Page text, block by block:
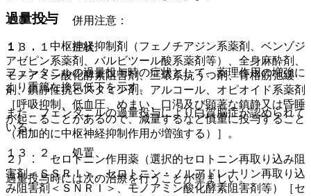
過量投与
１３．１． 症状
フェンタニルの過量投与時の症状として、薬理作用の増強に
より重篤な換気低下を示す。
また、フェンタニルの過量投与により白質脳症が認められて
いる。
１３．２． 処置
過量投与時には次の治療を行うことが望ましい。
１０．２． 併用注意：
１）． 中枢神経抑制剤（フェノチアジン系薬剤、ベンゾジ
アゼピン系薬剤、バルビツール酸系薬剤等）、全身麻酔剤、
モノアミン酸化酵素阻害剤、三環系抗うつ剤、骨格筋弛緩
剤、鎮静性抗ヒスタミン剤、アルコール、オピオイド系薬剤
［呼吸抑制、低血圧、めまい、口渇及び顕著な鎮静又は昏睡
が起こることがあるので、減量するなど慎重に投与すること
（相加的に中枢神経抑制作用が増強する）］。
２）． セロトニン作用薬（選択的セロトニン再取り込み阻
害剤＜ＳＳＲＩ＞、セロトニン・ノルアドレナリン再取り込
み阻害剤＜ＳＮＲＩ＞、モノアミン酸化酵素阻害剤等）［セ